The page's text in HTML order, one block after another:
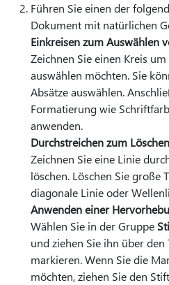
Führen Sie einen der
Dokument mit natürlichen
Einkreisen zum Auswählen
Zeichnen Sie einen Kreis um
auswählen möchten. Sie
Absätze auswählen.
Formatierung wie
anwenden.
Durchstreichen zum
Zeichnen Sie eine Linie
löschen. Löschen Sie große
diagonale Linie oder
Anwenden einer
Wählen Sie in der Gruppe
und ziehen Sie ihn über den
markieren. Wenn Sie die
möchten, ziehen Sie den